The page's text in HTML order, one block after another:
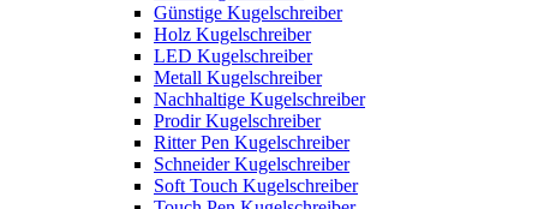
Günstige Kugelschreiber
Holz Kugelschreiber
LED Kugelschreiber
Metall Kugelschreiber
Nachhaltige Kugelschreiber
Prodir Kugelschreiber
Ritter Pen Kugelschreiber
Schneider Kugelschreiber
Soft Touch Kugelschreiber